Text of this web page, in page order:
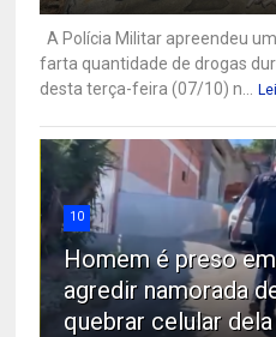
A Polícia Militar apreendeu
farta quantidade de drogas
desta terça-feira (07/10) n...
10
Homem é preso
agredir namorada
quebrar celular